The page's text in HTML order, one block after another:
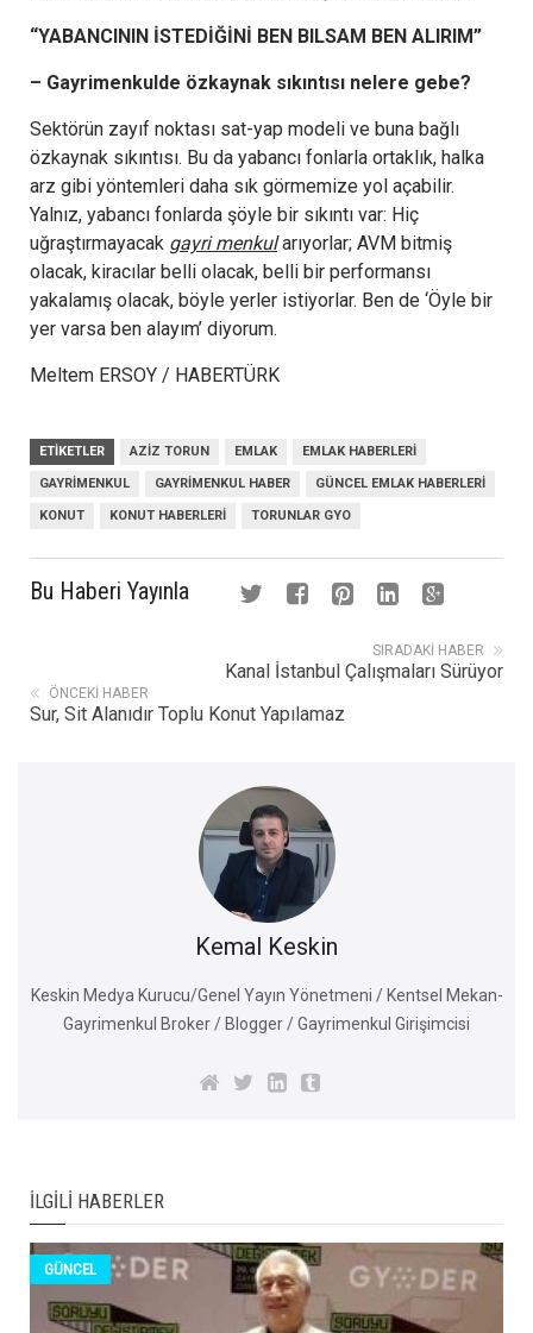
“YABANCININ İSTEDİĞİNİ BEN BILSAM BEN ALIRIM”
– Gayrimenkulde özkaynak sıkıntısı nelere gebe?
Sektörün zayıf noktası sat-yap modeli ve buna bağlı
özkaynak sıkıntısı. Bu da yabancı fonlarla ortaklık, halka
arz gibi yöntemleri daha sık görmemize yol açabilir.
Yalnız, yabancı fonlarda şöyle bir sıkıntı var: Hiç
uğraştırmayacak gayri menkularıyorlar; AVM bitmiş
olacak, kiracılar belli olacak, belli bir performansı
yakalamış olacak, böyle yerler istiyorlar. Ben de ‘Öyle bir
yer varsa ben alayım’ diyorum.
Meltem ERSOY / HABERTÜRK
ETIKETLER AZIZ TORUN EMLAK EMLAK HABERLERI
GAYRIMENKUL GAYRIMENKUL HABER GÜNCEL EMLAK HABERLERI
KONUT KONUT HABERLERI TORUNLAR GYO
Bu Haberi Yayınla
SIRADAKI HABER
Kanal İstanbul Çalışmaları Sürüyor
ÖNCEKI HABER
Sur, Sit Alanıdır Toplu Konut Yapılamaz
Kemal Keskin
Keskin Medya Kurucu/Genel Yayın Yönetmeni / Kentsel Mekan-
Gayrimenkul Broker / Blogger / Gayrimenkul Girişimcisi
İLGILI HABERLER
GÜNCEL